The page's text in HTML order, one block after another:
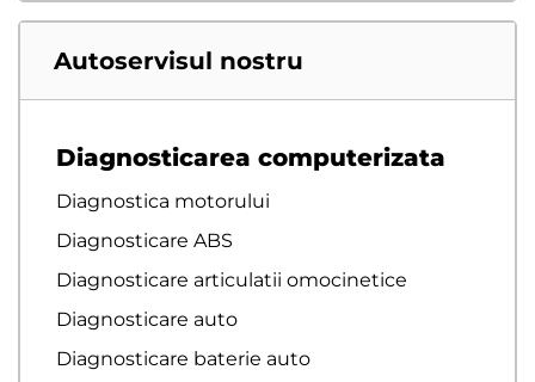
Autoservisul nostru
Diagnosticarea computerizata
Diagnostica motorului
Diagnosticare ABS
Diagnosticare articulatii omocinetice
Diagnosticare auto
Diagnosticare baterie auto